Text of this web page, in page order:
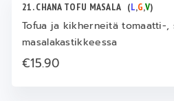
21. CHANA TOFU MASALA (L,G,V)
Tofua ja kikherneitä tomaatti-
masalakastikkeessa
€15.90